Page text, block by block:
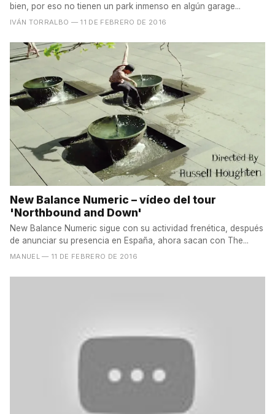
bien, por eso no tienen un park inmenso en algún garage...
IVÁN TORRALBO — 11 DE FEBRERO DE 2016
New Balance Numeric – vídeo del tour
'Northbound and Down'
New Balance Numeric sigue con su actividad frenética, después
de anunciar su presencia en España, ahora sacan con The...
MANUEL — 11 DE FEBRERO DE 2016